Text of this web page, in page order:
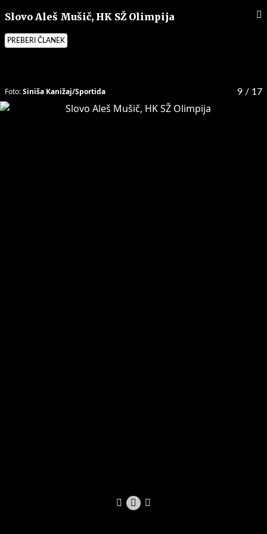
Slovo Aleš Mušič, HK SŽ Olimpija
PREBERI ČLANEK
9 / 17
Foto:Siniša Kanižaj/Sportida